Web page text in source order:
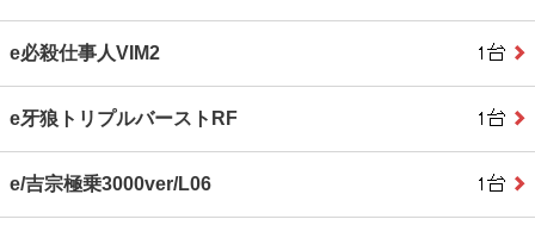
e必殺仕事人VIM2
e牙狼トリプルバーストRF
e/吉宗極乗3000ver/L06